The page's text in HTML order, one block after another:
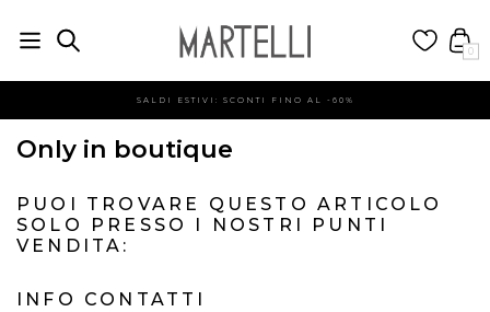
0
SALDI ESTIVI: SCONTI FINO AL -60%
Only in boutique
PUOI TROVARE QUESTO ARTICOLO
SOLO PRESSO I NOSTRI PUNTI
VENDITA:
INFO CONTATTI